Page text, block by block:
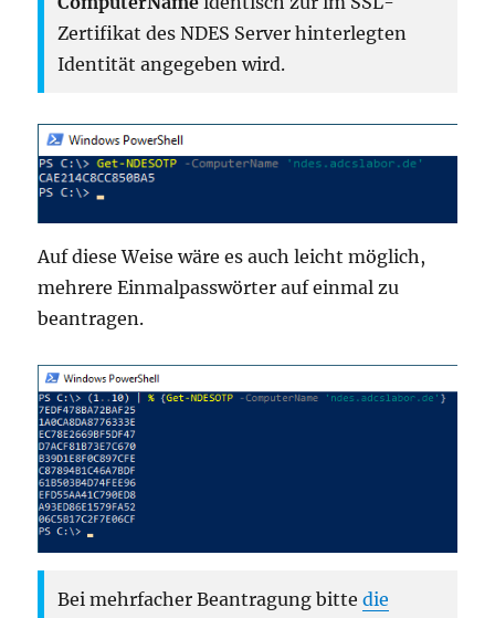
Zertifikat des NDES Server hinterlegten
Identität angegeben wird.
Auf diese Weise wäre es auch leicht möglich,
mehrere Einmalpasswörter auf einmal zu
beantragen.
Bei mehrfacher Beantragung bittedie